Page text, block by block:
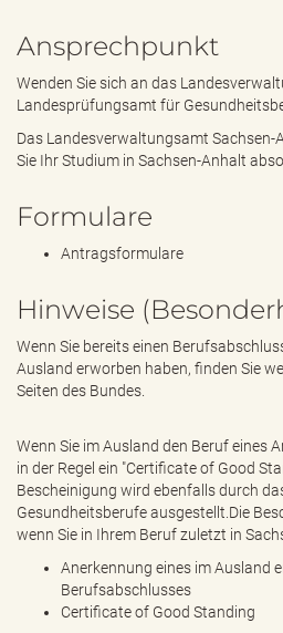
Ansprechpunkt
Wenden Sie sich an das
Landesprüfungsamt für
Das Landesverwaltungsamt
Sie Ihr Studium in Sachsen-Anhalt
Formulare
Antragsformulare
Hinweise
Wenn Sie bereits einen
Ausland erworben haben, finden Sie
Seiten des Bundes.
Wenn Sie im Ausland den Beruf eines
in der Regel ein "Certificate of Good
Bescheinigung wird ebenfalls durch
Gesundheitsberufe ausgestellt.Die
wenn Sie in Ihrem Beruf zuletzt in
Anerkennung eines im Ausland
Berufsabschlusses
Certificate of Good Standing